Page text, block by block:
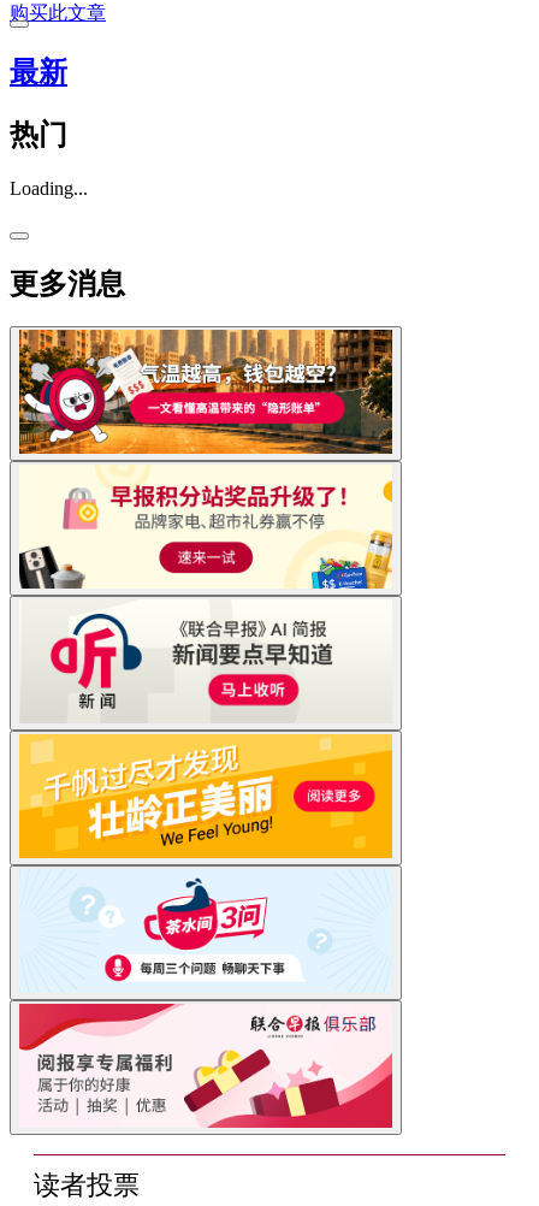
购买此文章
最新
热门
Loading...
更多消息